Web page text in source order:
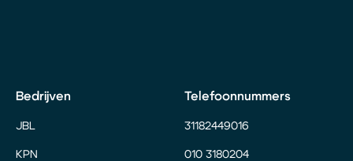
Bedrijven
JBL
KPN
Telefoonnummers
31182449016
010 3180204